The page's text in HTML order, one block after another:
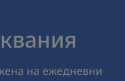
на ежедневни